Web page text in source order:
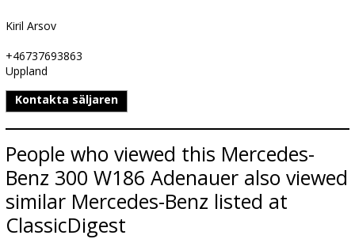
Kiril Arsov
+46737693863
Uppland
Kontakta säljaren
People who viewed this Mercedes-
Benz 300 W186 Adenauer also viewed
similar Mercedes-Benz listed at
ClassicDigest